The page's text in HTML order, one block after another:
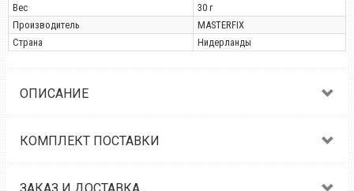
Вес
30 г
Производитель
MASTERFIX
Страна
Нидерланды
ОПИСАНИЕ
КОМПЛЕКТ ПОСТАВКИ